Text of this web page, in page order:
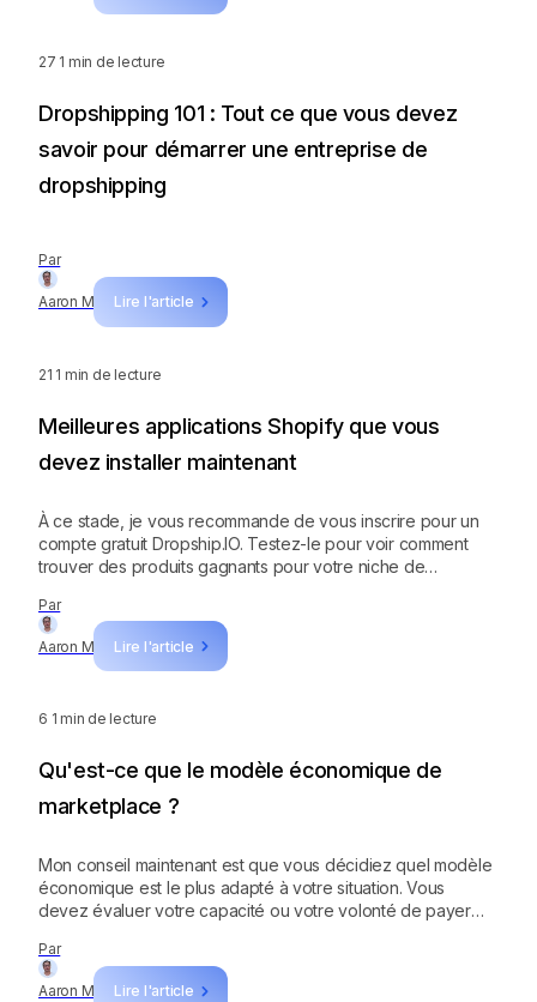
27 1 min de lecture
Par
Aaron M Lire l'article
Dropshipping 101 : Tout ce que vous devez
savoir pour démarrer une entreprise de
dropshipping
21 1 min de lecture
Par
Aaron M Lire l'article
Meilleures applications Shopify que vous
devez installer maintenant
À ce stade, je vous recommande de vous inscrire pour un
compte gratuit Dropship.IO. Testez-le pour voir comment
trouver des produits gagnants pour votre niche de
autres applications, notamment Pebblely et Creator Kit.
6 1 min de lecture
Par
Aaron M Lire l'article
Qu'est-ce que le modèle économique de
marketplace ?
Mon conseil maintenant est que vous décidiez quel modèle
économique est le plus adapté à votre situation. Vous
devez évaluer votre capacité ou votre volonté de payer
compétences pour gérer un site web indépendant.